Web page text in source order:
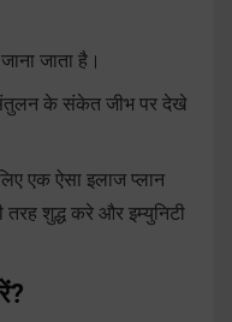
जाता है।
के संकेत जीभ पर देखे
एक ऐसा इलाज प्लान
शुद्ध करे और इम्युनिटी